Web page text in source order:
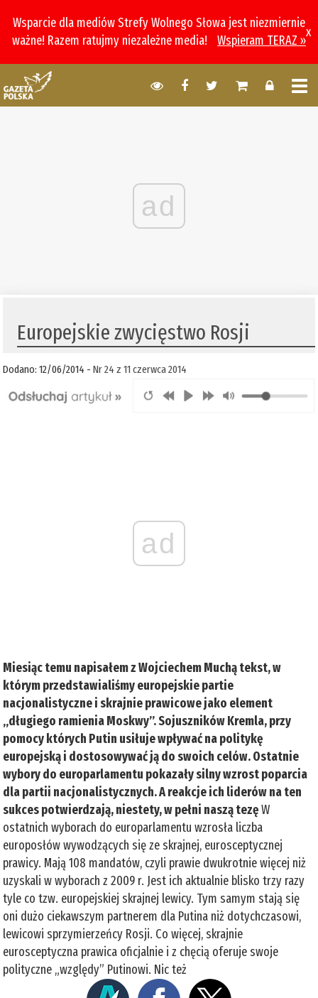
Wsparcie dla mediów Strefy Wolnego Słowa jest niezmiernie
ważne! Razem ratujmy niezależne media!
Wspieram TERAZ »
x
ad
Europejskie zwycięstwo Rosji
Dodano: 12/06/2014 -Nr 24 z 11 czerwca 2014
ad
Miesiąc temu napisałem z Wojciechem Muchą tekst, w
którym przedstawialiśmy europejskie partie
nacjonalistyczne i skrajnie prawicowe jako element
„długiego ramienia Moskwy”. Sojuszników Kremla, przy
pomocy których Putin usiłuje wpływać na politykę
europejską i dostosowywać ją do swoich celów. Ostatnie
wybory do europarlamentu pokazały silny wzrost poparcia
dla partii nacjonalistycznych. A reakcje ich liderów na ten
sukces potwierdzają, niestety, w pełni naszą tezęW
ostatnich wyborach do europarlamentu wzrosła liczba
europosłów wywodzących się ze skrajnej, eurosceptycznej
prawicy. Mają 108 mandatów, czyli prawie dwukrotnie więcej niż
uzyskali w wyborach z 2009 r. Jest ich aktualnie blisko trzy razy
tyle co tzw. europejskiej skrajnej lewicy. Tym samym stają się
oni dużo ciekawszym partnerem dla Putina niż dotychczasowi,
lewicowi sprzymierzeńcy Rosji. Co więcej, skrajnie
eurosceptyczna prawica oficjalnie i z chęcią oferuje swoje
polityczne „względy” Putinowi. Nic też